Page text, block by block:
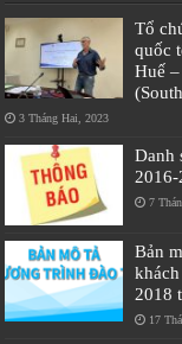
Tổ
quốc
Huế
3 Tháng Hai, 2023
Danh
7
Bản
2018
17